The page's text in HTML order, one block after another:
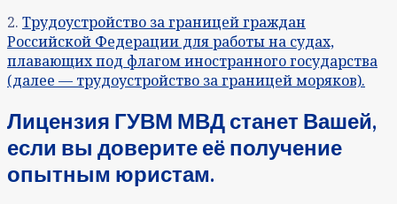
2. Трудоустройство за границей граждан
Российской Федерации для работы на судах,
плавающих под флагом иностранного государства
(далее — трудоустройство за границей моряков).
Лицензия ГУВМ МВД станет Вашей,
если вы доверите её получение
опытным юристам.